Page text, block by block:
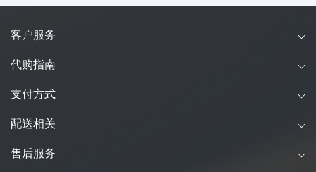
客户服务
代购指南
支付方式
配送相关
售后服务